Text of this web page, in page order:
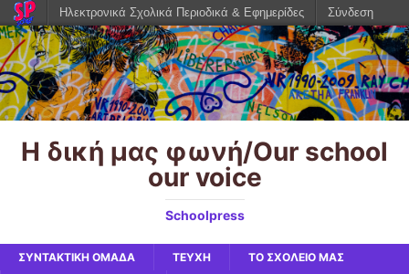
Η δική μας φωνή/Our school
our voice
Schoolpress
ΣΥΝΤΑΚΤΙΚΗ ΟΜΑΔΑ ΤΕΥΧΗ
ΤΟ ΣΧΟΛΕΙΟ ΜΑΣ
Ηλεκτρονικά Σχολικά Περιοδικά & Εφημερίδες Σύνδεση